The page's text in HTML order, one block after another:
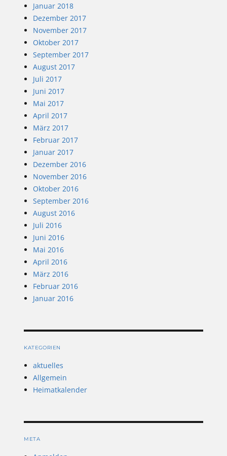
Januar 2018
Dezember 2017
November 2017
Oktober 2017
September 2017
August 2017
Juli 2017
Juni 2017
Mai 2017
April 2017
März 2017
Februar 2017
Januar 2017
Dezember 2016
November 2016
Oktober 2016
September 2016
August 2016
Juli 2016
Juni 2016
Mai 2016
April 2016
März 2016
Februar 2016
Januar 2016
KATEGORIEN
aktuelles
Allgemein
Heimatkalender
META